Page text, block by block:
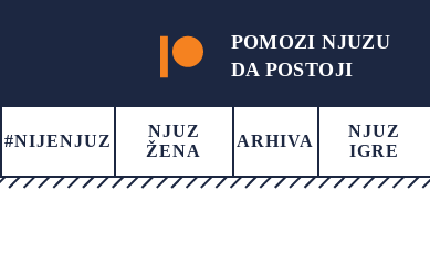
POMOZI NJUZU
DA POSTOJI
#NIJENJUZ
NJUZ
ŽENA
ARHIVA
NJUZ
IGRE